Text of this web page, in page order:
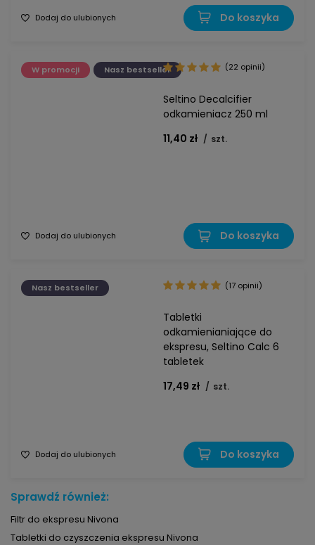
Dodaj do ulubionych Do koszyka
W promocji Nasz bestseller
Seltino Decalcifier
odkamieniacz 250 ml
11,40 zł / szt.
(22 opinii)
Dodaj do ulubionych Do koszyka
Nasz bestseller
Tabletki
odkamienianiające do
ekspresu, Seltino Calc 6
tabletek
17,49 zł / szt.
(17 opinii)
Dodaj do ulubionych Do koszyka
Sprawdź również:
Filtr do ekspresu Nivona
Tabletki do czyszczenia ekspresu Nivona